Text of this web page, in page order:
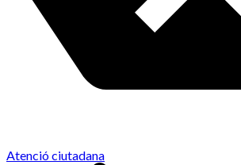
Atenció ciutadana